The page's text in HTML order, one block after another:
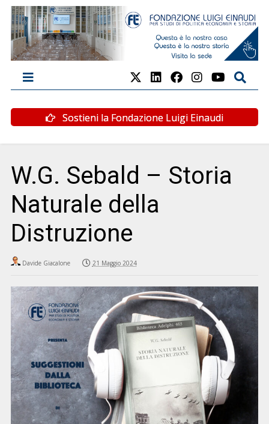
Sostieni la Fondazione Luigi Einaudi
W.G. Sebald – Storia
Naturale della
Distruzione
Davide Giacalone 21 Maggio 2024